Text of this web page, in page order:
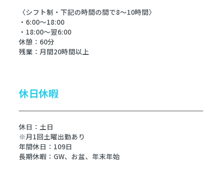
〈シフト制・下記の時間の間で8～10時間〉
・6:00～18:00
・18:00～翌6:00
休憩：60分
残業：月間20時間以上
休日休暇
休日：土日
※月1回土曜出勤あり
年間休日：109日
長期休暇：GW、お盆、年末年始